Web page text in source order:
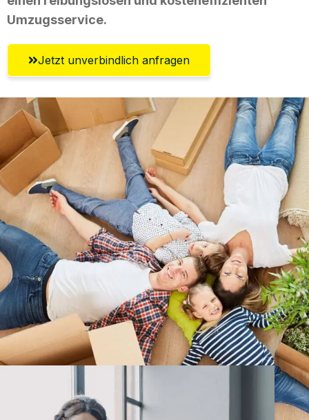
Umzugsservice.
Jetzt unverbindlich anfragen